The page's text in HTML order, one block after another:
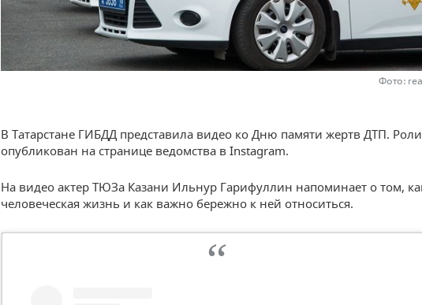
Фото:
В Татарстане ГИБДД представила видео ко Дню памяти жертв ДТП.
опубликован на странице ведомства в Instagram.
На видео актер ТЮЗа Казани Ильнур Гарифуллин напоминает о том,
человеческая жизнь и как важно бережно к ней относиться.